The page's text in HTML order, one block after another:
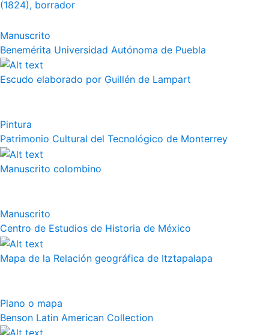
(1824), borrador
Manuscrito
Benemérita Universidad Autónoma de Puebla
Escudo elaborado por Guillén de Lampart
Pintura
Patrimonio Cultural del Tecnológico de Monterrey
Manuscrito colombino
Manuscrito
Centro de Estudios de Historia de México
Mapa de la Relación geográfica de Itztapalapa
Plano o mapa
Benson Latin American Collection